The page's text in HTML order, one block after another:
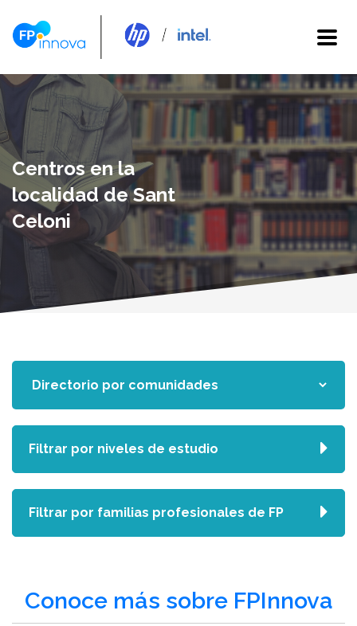
Centros en la
localidad de Sant
Celoni
Conoce más sobre FPInnova
Filtrar por niveles de estudio
Filtrar por familias profesionales de FP